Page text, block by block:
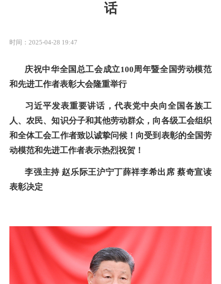
话
时间：2025-04-28 19:47
庆祝中华全国总工会成立100周年暨全国劳动模范
和先进工作者表彰大会隆重举行
习近平发表重要讲话，代表党中央向全国各族工
人、农民、知识分子和其他劳动群众，向各级工会组织
和全体工会工作者致以诚挚问候！向受到表彰的全国劳
动模范和先进工作者表示热烈祝贺！
李强主持 赵乐际王沪宁丁薛祥李希出席 蔡奇宣读
表彰决定